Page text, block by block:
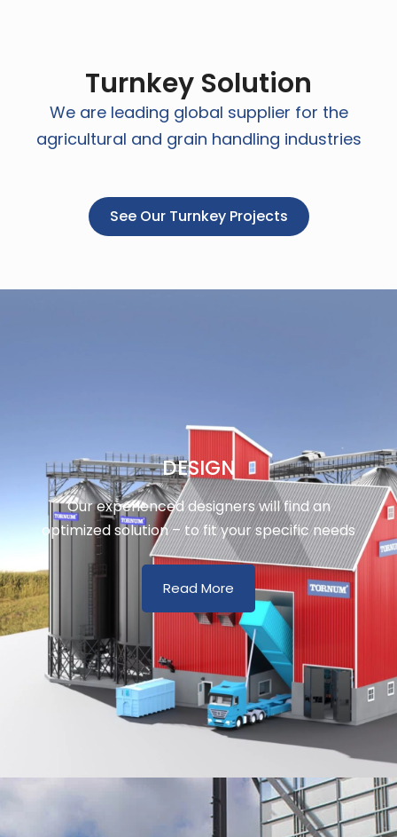
Turnkey Solution
We are leading global supplier for the
agricultural and grain handling industries
See Our Turnkey Projects
DESIGN
Our experienced designers will find an
optimized solution – to fit your specific needs
Read More